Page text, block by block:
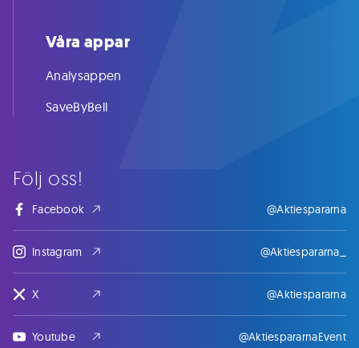
Följ oss!
Facebook @Aktiespararna
Instagram @Aktiespararna_
X @Aktiespararna
Youtube @AktiespararnaEvent
Våra appar
Analysappen
SaveByBell